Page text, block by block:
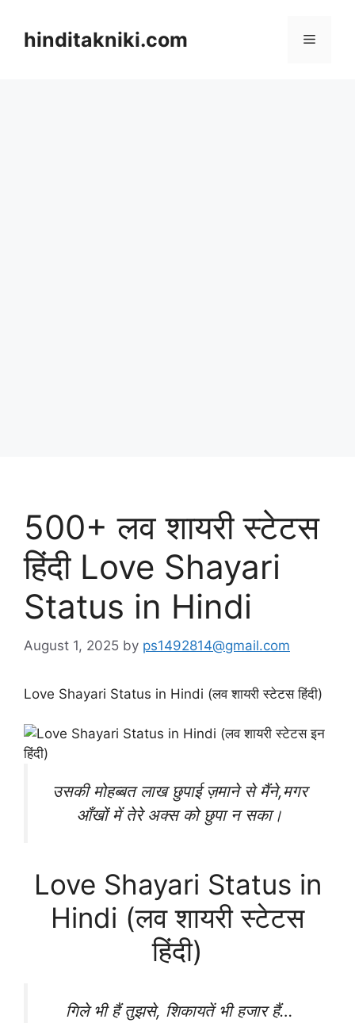
contenthinditakniki.com Menu
500+ लव शायरी स्टेटस
हिंदी Love Shayari
Status in Hindi
August 1, 2025 by ps1492814@gmail.com
Love Shayari Status in Hindi (लव शायरी स्टेटस हिंदी)
उसकी मोहब्बत लाख छुपाई ज़माने से मैंने,मगर
आँखों में तेरे अक्स को छुपा न सका।
Love Shayari Status in
Hindi (लव शायरी स्टेटस
हिंदी)
गिले भी हैं तुझसे, शिकायतें भी हजार हैं…